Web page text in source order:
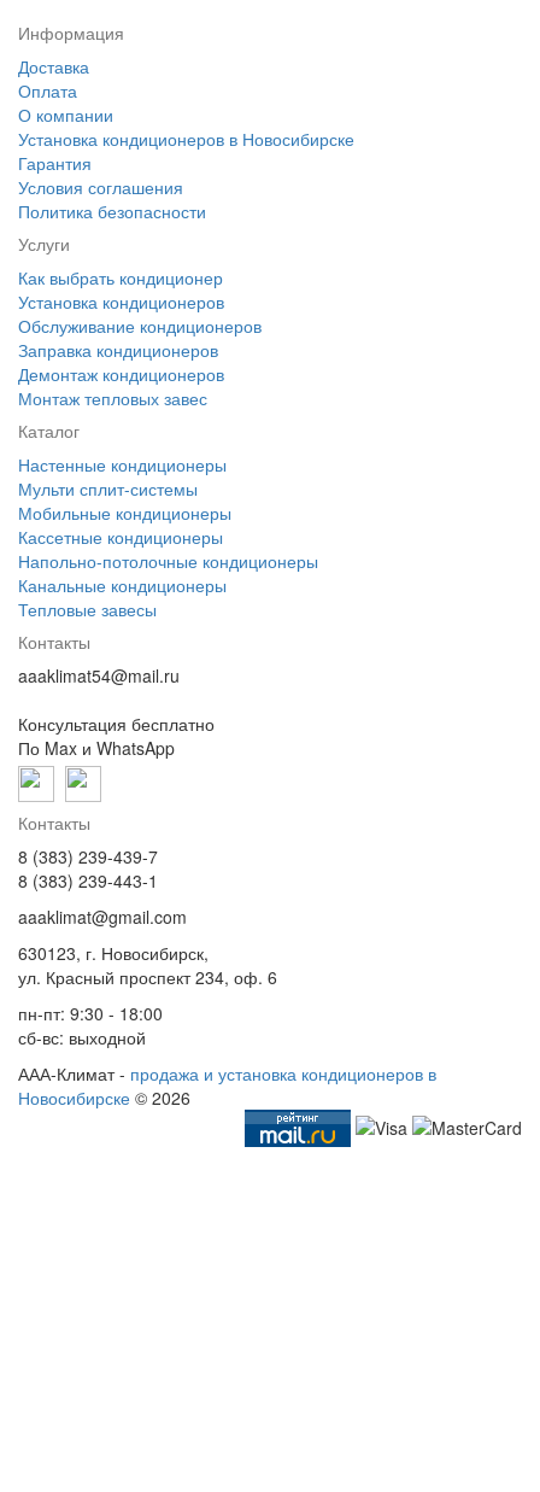
Информация
Доставка
Оплата
О компании
Установка кондиционеров в Новосибирске
Гарантия
Условия соглашения
Политика безопасности
Услуги
Как выбрать кондиционер
Установка кондиционеров
Обслуживание кондиционеров
Заправка кондиционеров
Демонтаж кондиционеров
Монтаж тепловых завес
Каталог
Настенные кондиционеры
Мульти сплит-системы
Мобильные кондиционеры
Кассетные кондиционеры
Напольно-потолочные кондиционеры
Канальные кондиционеры
Тепловые завесы
Контакты
aaaklimat54@mail.ru
Консультация бесплатно
По Max и WhatsApp
Контакты
8 (383) 239-439-7
8 (383) 239-443-1
aaaklimat@gmail.com
630123, г. Новосибирск,
ул. Красный проспект 234, оф. 6
пн-пт: 9:30 - 18:00
сб-вс: выходной
ААА-Климат - продажа и установка кондиционеров в
Новосибирске © 2026